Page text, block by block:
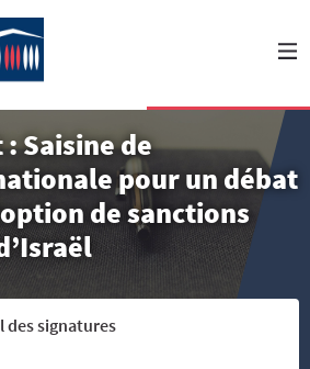
: Saisine de
pour un débat
de sanctions
des signatures